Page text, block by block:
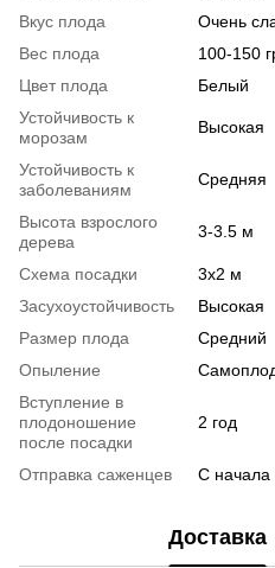
Вкус плода
Очень
Вес плода
100-150
Цвет плода
Белый
Устойчивость к
морозам
Высокая
Устойчивость к
заболеваниям
Средняя
Высота взрослого
дерева
3-3.5 м
Схема посадки
3х2 м
Засухоустойчивость
Высокая
Размер плода
Средний
Опыление
Вступление в
плодоношение
после посадки
2 год
Отправка саженцев С начала
Доставка